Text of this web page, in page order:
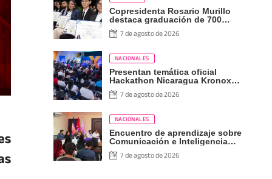
Copresidenta Rosario Murillo
destaca graduación de 700
nuevos profesionales Pueblo
Presidente
7 de agosto de 2026
NACIONALES
Presentan temática oficial
Hackathon Nicaragua Kronox
2026, 10 años ¡Siempre Más
Allá!7 de agosto de 2026
NACIONALES
Encuentro de aprendizaje sobre
Comunicación e Inteligencia
Artificial
7 de agosto de 2026